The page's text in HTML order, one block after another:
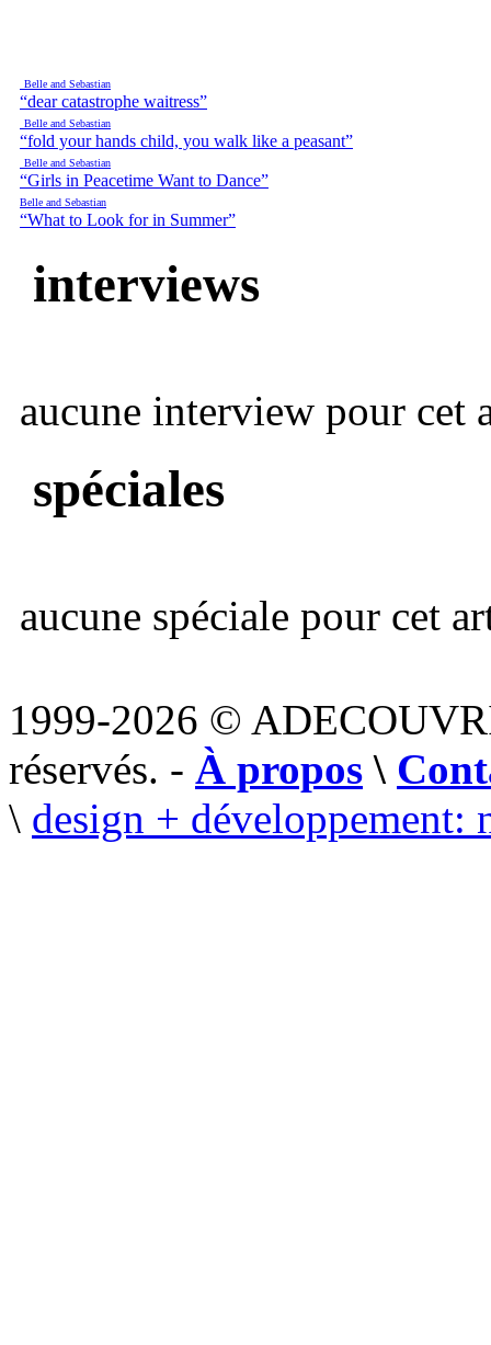
Belle and Sebastian
“dear catastrophe waitress”
Belle and Sebastian
“fold your hands child, you walk like a peasant”
Belle and Sebastian
“Girls in Peacetime Want to Dance”
Belle and Sebastian
“What to Look for in Summer”
interviews
aucune interview pour cet
spéciales
aucune spéciale pour cet
1999-2026 ©
réservés. - À propos \
\ design + développement: